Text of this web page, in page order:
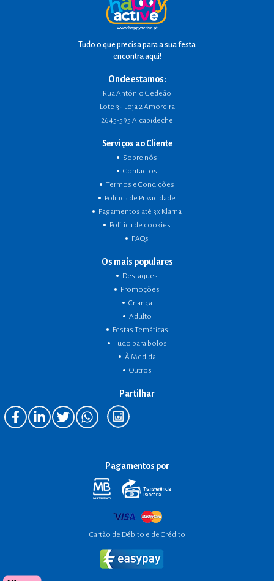
Tudo o que precisa para a sua festa
encontra aqui!
Onde estamos:
Rua António Gedeão
Lote 3 - Loja 2 Amoreira
2645-595 Alcabideche
Serviços ao Cliente
Sobre nós
Contactos
Termos e Condições
Política de Privacidade
Pagamentos até 3x Klarna
Política de cookies
FAQs
Os mais populares
Destaques
Promoções
Criança
Adulto
Festas Temáticas
Tudo para bolos
À Medida
Outros
Partilhar
Pagamentos por
Cartão de Débito e de Crédito